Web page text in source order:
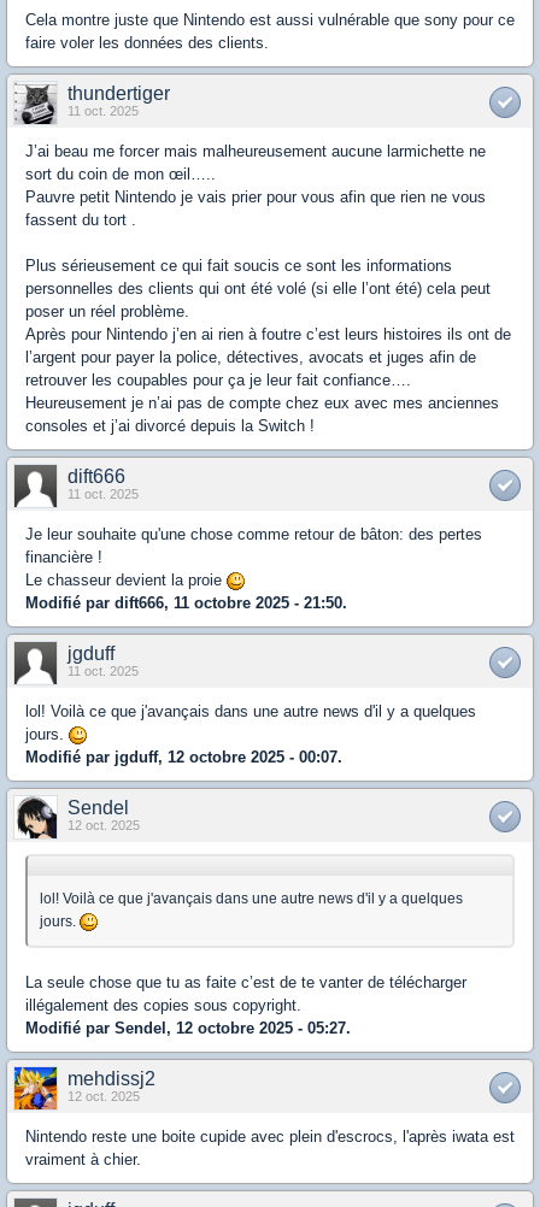
Cela montre juste que Nintendo est aussi vulnérable que sony pour ce
faire voler les données des clients.
thundertiger
11 oct. 2025
J’ai beau me forcer mais malheureusement aucune larmichette ne
sort du coin de mon œil…..
Pauvre petit Nintendo je vais prier pour vous afin que rien ne vous
fassent du tort .
Plus sérieusement ce qui fait soucis ce sont les informations
personnelles des clients qui ont été volé (si elle l’ont été) cela peut
poser un réel problème.
Après pour Nintendo j’en ai rien à foutre c’est leurs histoires ils ont de
l’argent pour payer la police, détectives, avocats et juges afin de
retrouver les coupables pour ça je leur fait confiance….
Heureusement je n’ai pas de compte chez eux avec mes anciennes
consoles et j’ai divorcé depuis la Switch !
dift666
11 oct. 2025
Je leur souhaite qu'une chose comme retour de bâton: des pertes
financière !
Le chasseur devient la proie
Modifié par dift666, 11 octobre 2025 - 21:50.
jgduff
11 oct. 2025
lol! Voilà ce que j'avançais dans une autre news d'il y a quelques
jours.
Modifié par jgduff, 12 octobre 2025 - 00:07.
Sendel
12 oct. 2025
lol! Voilà ce que j'avançais dans une autre news d'il y a quelques
jours.
La seule chose que tu as faite c’est de te vanter de télécharger
illégalement des copies sous copyright.
Modifié par Sendel, 12 octobre 2025 - 05:27.
mehdissj2
12 oct. 2025
Nintendo reste une boite cupide avec plein d'escrocs, l'après iwata est
vraiment à chier.